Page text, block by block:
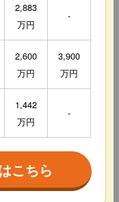
2,883
万円
-
2,600
万円
3,900
万円
1,442
万円
-
こちら